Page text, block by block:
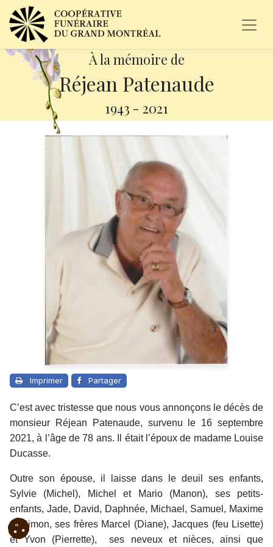
À la mémoire de
Réjean Patenaude
1943 - 2021
Imprimer Partager
C’est avec tristesse que nous vous annonçons le décès de
monsieur Réjean Patenaude, survenu le 16 septembre
2021, à l’âge de 78 ans. Il était l’époux de madame Louise
Ducasse.
Outre son épouse, il laisse dans le deuil ses enfants,
Sylvie (Michel), Michel et Mario (Manon), ses petits-
enfants, Jade, David, Daphnée, Michael, Samuel, Maxime
et Simon, ses frères Marcel (Diane), Jacques (feu Lisette)
et Yvon (Pierrette), ses neveux et nièces, ainsi que